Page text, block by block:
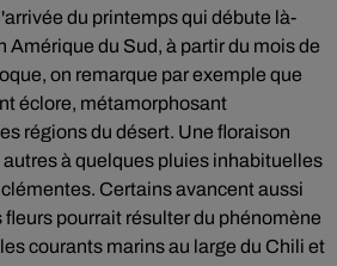
du printemps qui débute là-
Amérique du Sud, à partir du mois de
on remarque par exemple que
éclore, métamorphosant
régions du désert. Une floraison
autres à quelques pluies inhabituelles
Certains avancent aussi
pourrait résulter du phénomène
courants marins au large du Chili et